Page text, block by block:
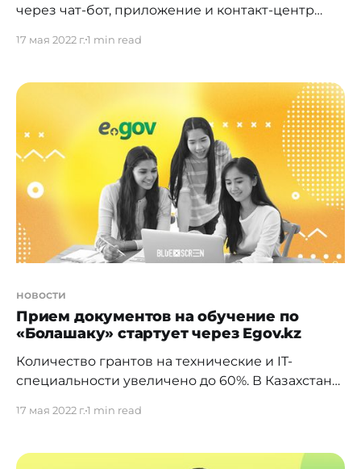
через чат-бот, приложение и контакт-центр
возможности астанчанам получить сведения о
Какие для этого есть способы: * Официальный
приложение "SmartAstana" в разделе
"Городские услуги": Android и iOS. * Единый
контакт-центр
17 мая 2022 г.1 min read
новости
Прием документов на обучение по
«Болашаку» стартует через Egov.kz
Количество грантов на технические и IT-
специальности увеличено до 60%. В Казахстане
магистратуры, докторантуры и резидентуры.
17 мая 2022 г.1 min read